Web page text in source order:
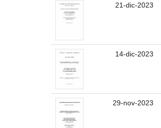
21-dic-2023
14-dic-2023
29-nov-2023